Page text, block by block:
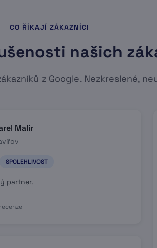
CO ŘÍKAJÍ ZÁKAZNÍCI
našich
z Google. Nezkreslené,
Malir
SPOLEHLIVOST
partner.